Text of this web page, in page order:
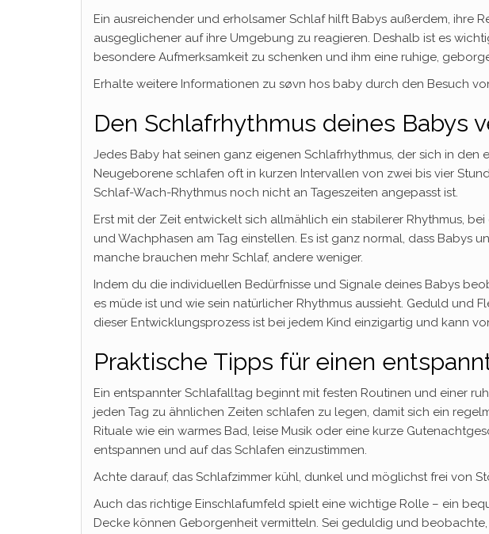
Ein ausreichender und erholsamer Schlaf hilft Babys außerdem, ihre
ausgeglichener auf ihre Umgebung zu reagieren. Deshalb ist es
besondere Aufmerksamkeit zu schenken und ihm eine ruhige,
Erhalte weitere Informationen zu søvn hos baby durch den Besuch
Den Schlafrhythmus deines Babys
Jedes Baby hat seinen ganz eigenen Schlafrhythmus, der sich in den
Neugeborene schlafen oft in kurzen Intervallen von zwei bis vier
Schlaf-Wach-Rhythmus noch nicht an Tageszeiten angepasst ist.
Erst mit der Zeit entwickelt sich allmählich ein stabilerer Rhythmus,
und Wachphasen am Tag einstellen. Es ist ganz normal, dass Babys
manche brauchen mehr Schlaf, andere weniger.
Indem du die individuellen Bedürfnisse und Signale deines Babys
es müde ist und wie sein natürlicher Rhythmus aussieht. Geduld und
dieser Entwicklungsprozess ist bei jedem Kind einzigartig und kann
Praktische Tipps für einen
Ein entspannter Schlafalltag beginnt mit festen Routinen und einer
jeden Tag zu ähnlichen Zeiten schlafen zu legen, damit sich ein
Rituale wie ein warmes Bad, leise Musik oder eine kurze
entspannen und auf das Schlafen einzustimmen.
Achte darauf, das Schlafzimmer kühl, dunkel und möglichst frei von
Auch das richtige Einschlafumfeld spielt eine wichtige Rolle – ein
Decke können Geborgenheit vermitteln. Sei geduldig und